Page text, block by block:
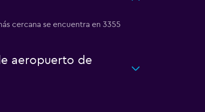
cercana se encuentra en 3355
aeropuerto de